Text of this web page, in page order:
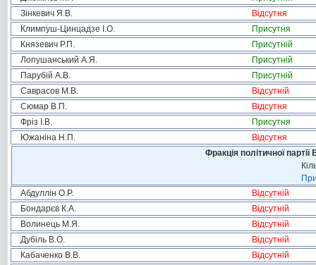
Зінкевич Я.В.
Відсутня
Климпуш-Цинцадзе І.О.
Присутня
Князевич Р.П.
Присутній
Лопушанський А.Я.
Присутній
Парубій А.В.
Присутній
Саврасов М.В.
Відсутній
Сюмар В.П.
Відсутня
Фріз І.В.
Присутня
Южаніна Н.П.
Відсутня
Фракція політичної
Абдуллін О.Р.
Відсутній
Бондарєв К.А.
Відсутній
Волинець М.Я.
Відсутній
Дубіль В.О.
Відсутній
Кабаченко В.В.
Відсутній